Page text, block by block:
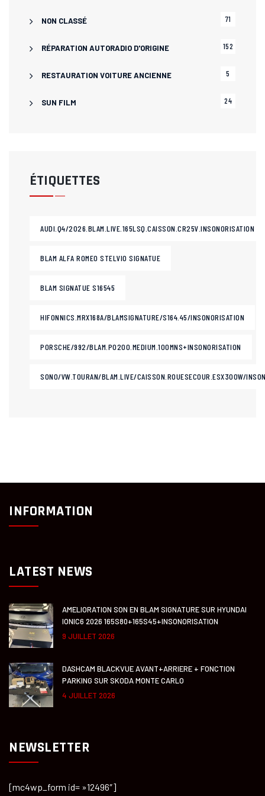
NON CLASSÉ 71
RÉPARATION AUTORADIO D'ORIGINE 152
RESTAURATION VOITURE ANCIENNE 5
SUN FILM 24
ÉTIQUETTES
AUDI.Q4/2026.BLAM.LIVE.165LSQ.CAISSON.CR25V.INSONORISATION
BLAM ALFA ROMEO STELVIO SIGNATUE
BLAM SIGNATUE S16545
HIFONNICS.MRX168A/BLAMSIGNATURE/S164.45/INSONORISATION
PORSCHE/992/BLAM.PO200.MEDIUM.100MNS+INSONORISATION
SONO/VW.TOURAN/BLAM.LIVE/CAISSON.ROUESECOUR.ESX300W/
INFORMATION
LATEST NEWS
AMELIORATION SON EN BLAM SIGNATURE SUR HYUNDAI
IONIC6 2026 165S80+165S45+INSONORISATION
9 JUILLET 2026
DASHCAM BLACKVUE AVANT+ARRIERE + FONCTION
PARKING SUR SKODA MONTE CARLO
4 JUILLET 2026
NEWSLETTER
[mc4wp_form id= »12496″]